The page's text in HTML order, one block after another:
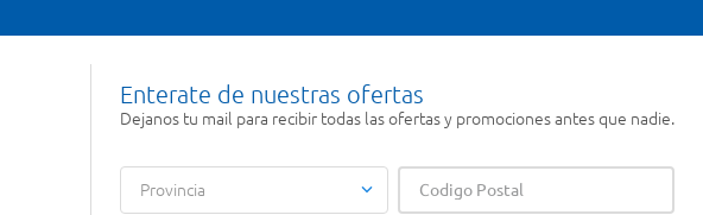
Enterate de nuestras ofertas
Dejanos tu mail para recibir todas las ofertas y promociones antes que nadie.
Provincia